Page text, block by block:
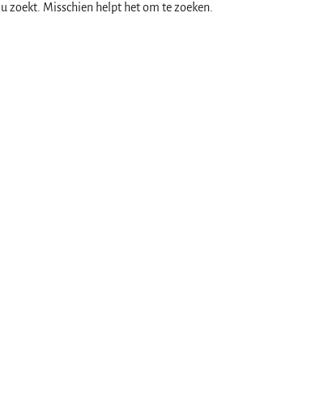
zoekt. Misschien helpt het om te zoeken.